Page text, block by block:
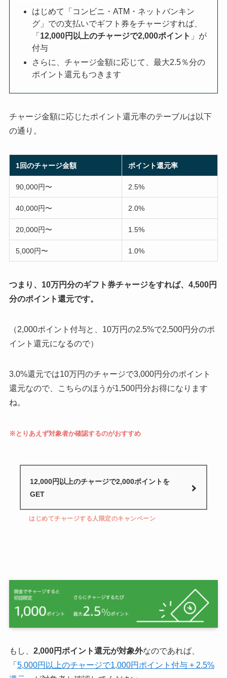
はじめて「コンビニ・ATM・ネットバンキン
グ」での支払いでギフト券をチャージすれば、
「 12,000円以上のチャージで2,000ポイント 」が
付与
さらに、チャージ金額に応じて、最大2.5％分の
ポイント還元もつきます
チャージ金額に応じたポイント還元率のテーブルは以下
の通り。
1回のチャージ金額 ポイント還元率
90,000円〜 2.5%
40,000円〜 2.0%
20,000円〜 1.5%
5,000円〜 1.0%
つまり、10万円分のギフト券チャージをすれば、4,500円
分のポイント還元です。
（2,000ポイント付与と、10万円の2.5%で2,500円分のポ
イント還元になるので）
3.0%還元では10万円のチャージで3,000円分のポイント
還元なので、こちらのほうが1,500円分お得になります
ね。
※とりあえず対象者か確認するのがおすすめ
12,000円以上のチャージで2,000ポイントを
GET
はじめてチャージする人限定のキャンペーン
もし、 2,000円ポイント還元が対象外なのであれば、
「 5,000円以上のチャージで1,000円ポイント付与 + 2.5%